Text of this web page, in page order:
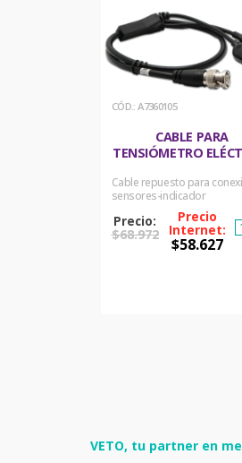
:A7360105
CABLE PARA
TENSIÓMETRO
Cable repuesto para
sensores-indicador
$68.972
$58.627
VETO, tu partner en